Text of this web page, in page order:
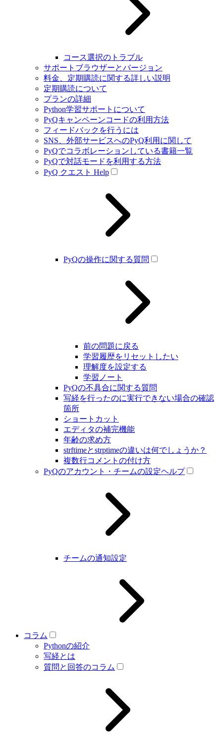
コース選択のトラブル
サポートブラウザーとバージョン
料金、定期購読に関する詳しい説明
定期購読について
プランの詳細
Python学習サポートについて
PyQキャンペーンコードの利用方法
フィードバックを行うには
SNS、外部サービスへのPyQ利用に関して
PyQでコラボレーションしている書籍一覧
PyQで対話モードを利用する方法
PyQ クエスト Help
PyQの操作に関する質問
前の問題に戻る
学習履歴をリセットしたい
理解度を設定する
学習ノート
PyQの不具合に関する質問
写経を行ったのに実行できない場合の確認
箇所
ショートカット
エディタの補完機能
年齢の求め方
strftimeとstrptimeの違いは何でしょうか？
複数行コメントの付け方
PyQのアカウント・チームの設定ヘルプ
チームの通知設定
コラム
Pythonの紹介
写経とは
質問と回答のコラム